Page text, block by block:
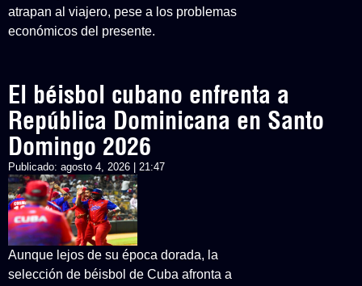
atrapan al viajero, pese a los problemas
económicos del presente.
El béisbol cubano enfrenta a
República Dominicana en Santo
Domingo 2026
Publicado: agosto 4, 2026 | 21:47
Aunque lejos de su época dorada, la
selección de béisbol de Cuba afronta a